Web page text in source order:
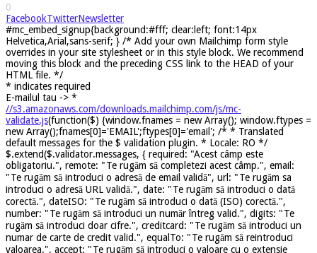
0
FacebookTwitterNewsletter
#mc_embed_signup{background:#fff; clear:left; font:14px
Helvetica,Arial,sans-serif; } /* Add your own Mailchimp form style
overrides in your site stylesheet or in this style block. We recommend
moving this block and the preceding CSS link to the HEAD of your
HTML file. */
* indicates required
E-mailul tau -> *
//s3.amazonaws.com/downloads.mailchimp.com/js/mc-
validate.js(function($) {window.fnames = new Array(); window.ftypes =
new Array();fnames[0]='EMAIL';ftypes[0]='email'; /* * Translated
default messages for the $ validation plugin. * Locale: RO */
$.extend($.validator.messages, { required: "Acest câmp este
obligatoriu.", remote: "Te rugăm să completezi acest câmp.", email:
"Te rugăm să introduci o adresă de email validă", url: "Te rugăm sa
introduci o adresă URL validă.", date: "Te rugăm să introduci o dată
corectă.", dateISO: "Te rugăm să introduci o dată (ISO) corectă.",
number: "Te rugăm să introduci un număr întreg valid.", digits: "Te
rugăm să introduci doar cifre.", creditcard: "Te rugăm să introduci un
numar de carte de credit valid.", equalTo: "Te rugăm să reintroduci
valoarea.", accept: "Te rugăm să introduci o valoare cu o extensie